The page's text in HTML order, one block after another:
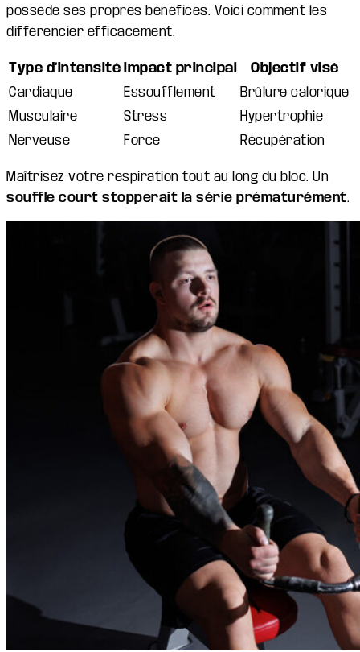
possède ses propres bénéfices. Voici comment les
différencier efficacement.
Type d’intensité Impact principal
Objectif visé
Cardiaque
Essoufflement
Brûlure calorique
Musculaire
Stress
Hypertrophie
Nerveuse
Force Récupération
Maîtrisez votre respiration tout au long du bloc. Un
souffle court stopperait la série prématurément.